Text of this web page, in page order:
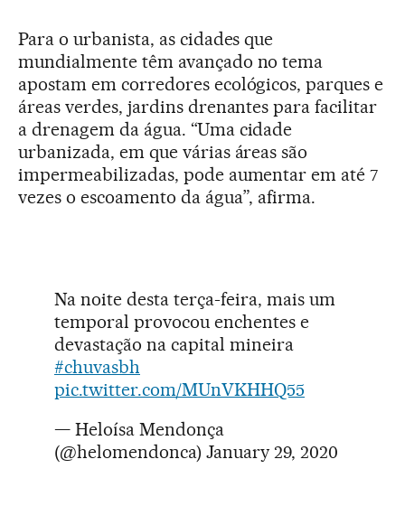
Para o urbanista, as cidades que
mundialmente têm avançado no tema
apostam em corredores ecológicos, parques e
áreas verdes, jardins drenantes para facilitar
a drenagem da água. “Uma cidade
urbanizada, em que várias áreas são
impermeabilizadas, pode aumentar em até 7
vezes o escoamento da água”, afirma.
Na noite desta terça-feira, mais um
temporal provocou enchentes e
devastação na capital mineira
#chuvasbh
pic.twitter.com/MUnVKHHQ55
— Heloísa Mendonça
(@helomendonca) January 29, 2020